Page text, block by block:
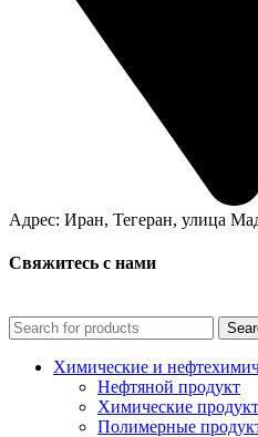
Адрес: Иран, Тегеран, улица
Свяжитесь с нами
Химические и
Нефтяной продукт
Химические
Полимерные